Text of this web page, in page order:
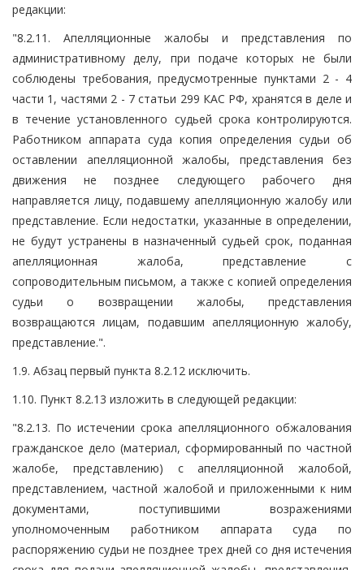
редакции:
"8.2.11. Апелляционные жалобы и представления по
административному делу, при подаче которых не были
соблюдены требования, предусмотренные пунктами 2 - 4
части 1, частями 2 - 7 статьи 299 КАС РФ, хранятся в деле и
в течение установленного судьей срока контролируются.
Работником аппарата суда копия определения судьи об
оставлении апелляционной жалобы, представления без
движения не позднее следующего рабочего дня
направляется лицу, подавшему апелляционную жалобу или
представление. Если недостатки, указанные в определении,
не будут устранены в назначенный судьей срок, поданная
апелляционная жалоба, представление с
сопроводительным письмом, а также с копией определения
судьи о возвращении жалобы, представления
возвращаются лицам, подавшим апелляционную жалобу,
представление.".
1.9. Абзац первый пункта 8.2.12 исключить.
1.10. Пункт 8.2.13 изложить в следующей редакции:
"8.2.13. По истечении срока апелляционного обжалования
гражданское дело (материал, сформированный по частной
жалобе, представлению) с апелляционной жалобой,
представлением, частной жалобой и приложенными к ним
документами, поступившими возражениями
уполномоченным работником аппарата суда по
распоряжению судьи не позднее трех дней со дня истечения